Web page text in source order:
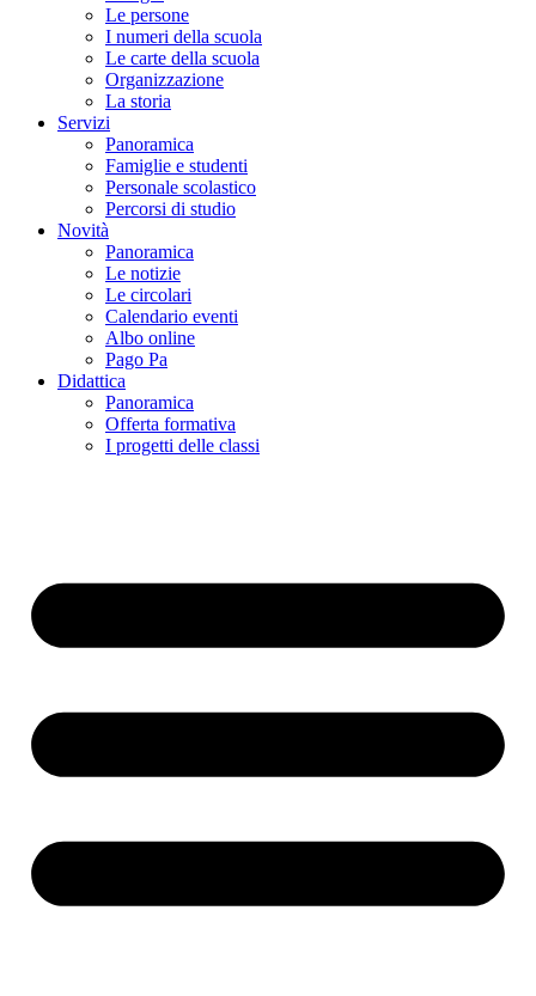
Le persone
I numeri della scuola
Le carte della scuola
Organizzazione
La storia
Servizi
Panoramica
Famiglie e studenti
Personale scolastico
Percorsi di studio
Novità
Panoramica
Le notizie
Le circolari
Calendario eventi
Albo online
Pago Pa
Didattica
Panoramica
Offerta formativa
I progetti delle classi